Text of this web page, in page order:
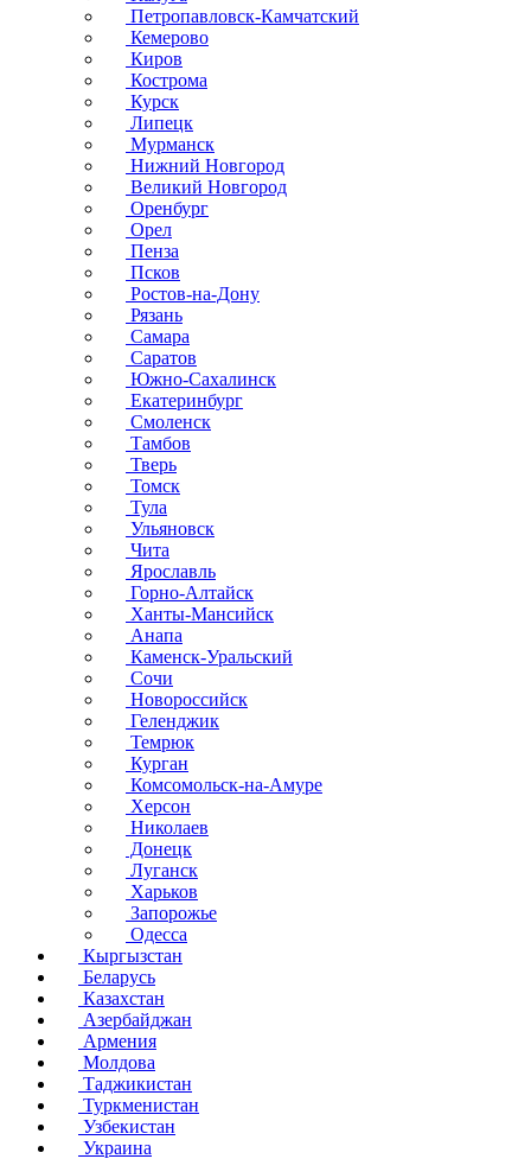
Петропавловск-Камчатский
Кемерово
Киров
Кострома
Курск
Липецк
Мурманск
Нижний Новгород
Великий Новгород
Оренбург
Орел
Пенза
Псков
Ростов-на-Дону
Рязань
Самара
Саратов
Южно-Сахалинск
Екатеринбург
Смоленск
Тамбов
Тверь
Томск
Тула
Ульяновск
Чита
Ярославль
Горно-Алтайск
Ханты-Мансийск
Анапа
Каменск-Уральский
Сочи
Новороссийск
Геленджик
Темрюк
Курган
Комсомольск-на-Амуре
Херсон
Николаев
Донецк
Луганск
Харьков
Запорожье
Одесса
Кыргызстан
Беларусь
Казахстан
Азербайджан
Армения
Молдова
Таджикистан
Туркменистан
Узбекистан
Украина